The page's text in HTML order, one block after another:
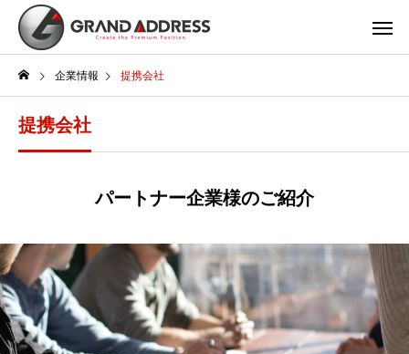
企業情報 提携会社
提携会社
パートナー企業様のご紹介